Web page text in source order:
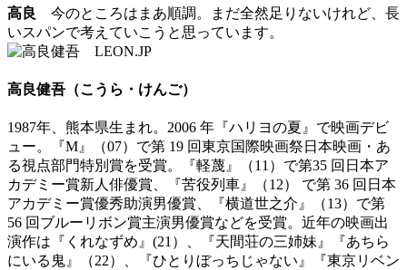
高良
今のところはまあ順調。まだ全然足りないけれど、長
いスパンで考えていこうと思っています。
高良健吾（こうら・けんご）
1987年、熊本県生まれ。2006 年『ハリヨの夏』で映画デビ
ュー。『M』（07）で第 19 回東京国際映画祭日本映画・あ
る視点部門特別賞を受賞。『軽蔑』（11）で第35 回日本ア
カデミー賞新人俳優賞、『苦役列車』（12） で第 36 回日本
アカデミー賞優秀助演男優賞、『横道世之介』（13）で第
56 回ブルーリボン賞主演男優賞などを受賞。近年の映画出
演作は『くれなずめ』(21）、『天間荘の三姉妹』『あちら
にいる鬼』（22）、『ひとりぼっちじゃない』『東京リベン